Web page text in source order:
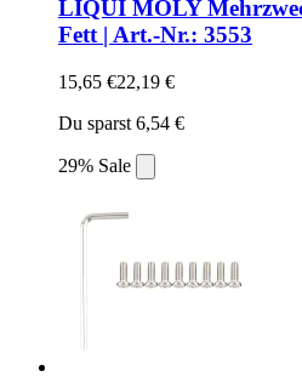
LIQUI MOLY
Fett | Art.-Nr.: 3553
15,65 €22,19 €
Du sparst 6,54 €
29% Sale